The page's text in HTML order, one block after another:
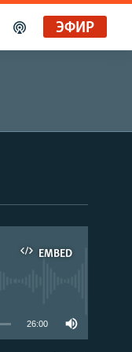
ЭФИР
EMBED
26:00